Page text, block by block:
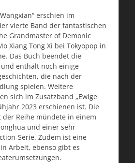
erschien im
vierte Band der fantastischen
Grandmaster of Demonic
Xiang Tong Xi bei Tokyopop in
Das Buch beendet die
enthält noch einige
die nach der
spielen. Weitere
sich im Zusatzband „Ewige
2023 erschienen ist. Die
Reihe mündete in einem
und einer sehr
Serie. Zudem ist eine
Arbeit, ebenso gibt es